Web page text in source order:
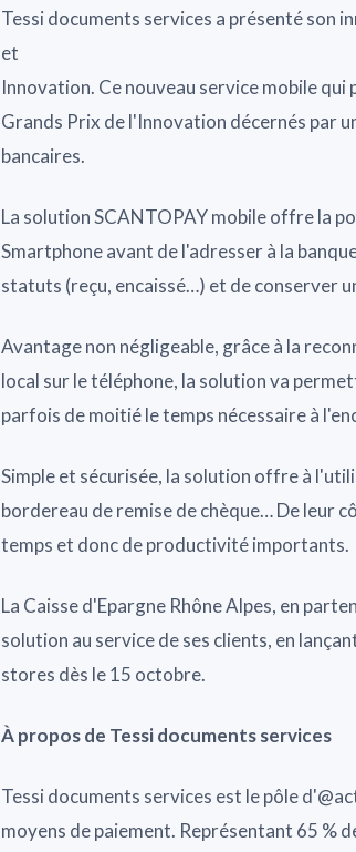
Tessi documents services a présenté son
et
Innovation. Ce nouveau service mobile qui
Grands Prix de l'Innovation décernés par
bancaires.
La solution SCANTOPAY mobile offre la
Smartphone avant de l'adresser à la
statuts (reçu, encaissé…) et de conserver
Avantage non négligeable, grâce à la
local sur le téléphone, la solution va
parfois de moitié le temps nécessaire à
Simple et sécurisée, la solution offre à
bordereau de remise de chèque… De leur
temps et donc de productivité importants.
La Caisse d'Epargne Rhône Alpes, en
solution au service de ses clients, en
stores dès le 15 octobre.
À propos de Tessi documents services
Tessi documents services est le pôle
moyens de paiement. Représentant 65 %